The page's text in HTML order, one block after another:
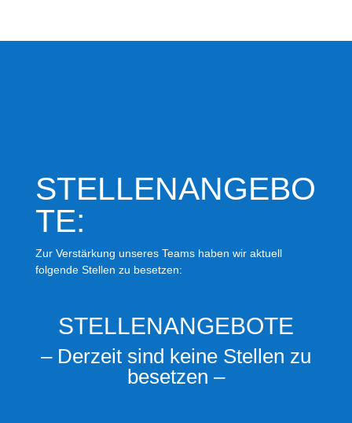
STELLENANGEBO
TE:
Zur Verstärkung unseres Teams haben wir aktuell
folgende Stellen zu besetzen:
STELLENANGEBOTE
– Derzeit sind keine Stellen zu
besetzen –